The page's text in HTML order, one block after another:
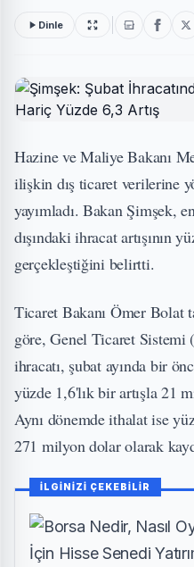
Dinle
Hazine ve Maliye Bakanı
ilişkin dış ticaret verilerine
yayımladı. Bakan Şimşek,
dışındaki ihracat artışının
gerçekleştiğini belirtti.
Ticaret Bakanı Ömer Bolat
göre, Genel Ticaret Sistemi
ihracatı, şubat ayında bir
yüzde 1,6'lık bir artışla 21
Aynı dönemde ithalat ise
271 milyon dolar olarak
İLGİNİZİ ÇEKEBİLİR